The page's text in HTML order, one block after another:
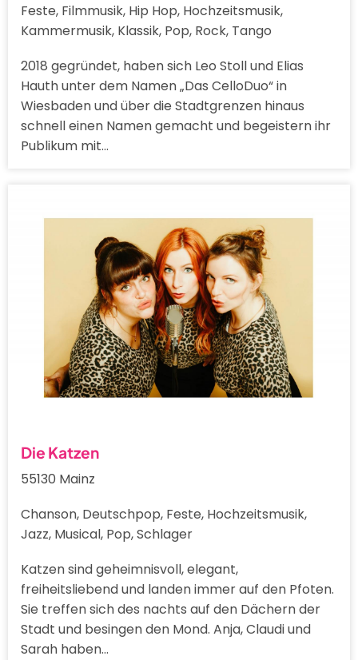
Feste, Filmmusik, Hip Hop, Hochzeitsmusik,
Kammermusik, Klassik, Pop, Rock, Tango
2018 gegründet, haben sich Leo Stoll und Elias
Hauth unter dem Namen „Das CelloDuo“ in
Wiesbaden und über die Stadtgrenzen hinaus
schnell einen Namen gemacht und begeistern ihr
Publikum mit…
Die Katzen
55130 Mainz
Chanson, Deutschpop, Feste, Hochzeitsmusik,
Jazz, Musical, Pop, Schlager
Katzen sind geheimnisvoll, elegant,
freiheitsliebend und landen immer auf den Pfoten.
Sie treffen sich des nachts auf den Dächern der
Stadt und besingen den Mond. Anja, Claudi und
Sarah haben…